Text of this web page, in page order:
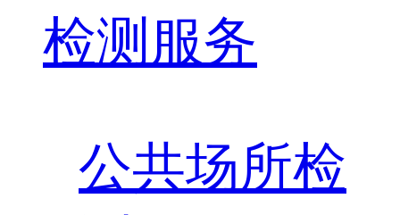
检测服务
公共场所检